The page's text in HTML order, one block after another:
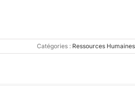
Catégories : Ressources Humaines